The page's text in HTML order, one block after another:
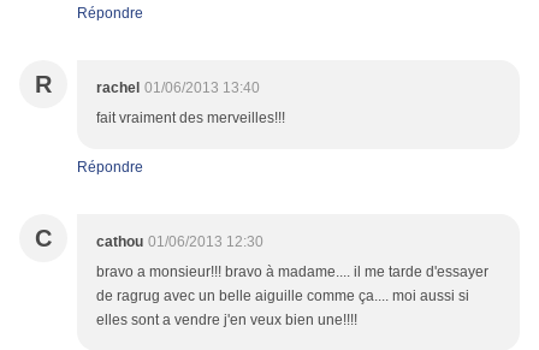
Répondre
R rachel 01/06/2013 13:40
fait vraiment des merveilles!!!
Répondre
C cathou 01/06/2013 12:30
bravo a monsieur!!! bravo à madame.... il me tarde d'essayer
de ragrug avec un belle aiguille comme ça.... moi aussi si
elles sont a vendre j'en veux bien une!!!!